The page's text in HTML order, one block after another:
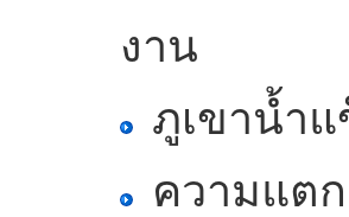
งาน
ภูเขาน้ำ
ความแต